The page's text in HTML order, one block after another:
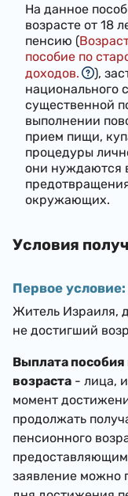
На данное
возрасте от 18
пенсию (
пособие по
доходов.
),
национального
существенной
выполнении
прием пищи,
процедуры
они нуждаются
окружающих.
Условия
Первое
Житель Израиля,
не достигший
Выплата
возраста - лица,
момент
продолжать
пенсионного
заявление можно